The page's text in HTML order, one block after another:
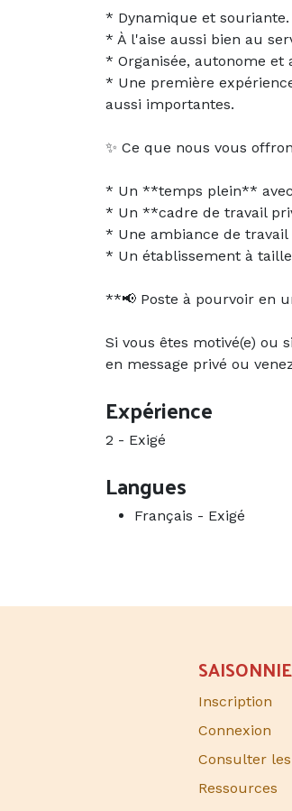
* Dynamique et souriante.
* À l'aise aussi bien au
* Organisée, autonome et
* Une première
aussi importantes.
✨ Ce que nous vous
* Un **temps plein**
* Un **cadre de travail
* Une ambiance de
* Un établissement à
**📢 Poste à pourvoir en
Si vous êtes motivé(e) ou
en message privé ou
Expérience
2 - Exigé
Langues
Français - Exigé
Inscription
Connexion
Consulter
Ressources